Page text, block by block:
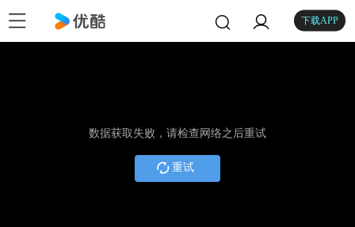
下载APP
数据获取失败，请检查网络之后重试
重试